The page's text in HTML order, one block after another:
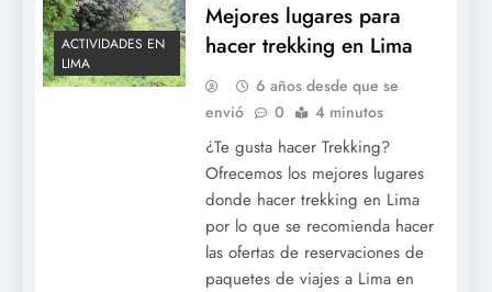
ACTIVIDADES EN
LIMA
Mejores lugares para
hacer trekking en Lima
6 años desde que se
envió
0 4 minutos
¿Te gusta hacer Trekking?
Ofrecemos los mejores lugares
donde hacer trekking en Lima
por lo que se recomienda hacer
las ofertas de reservaciones de
paquetes de viajes a Lima en